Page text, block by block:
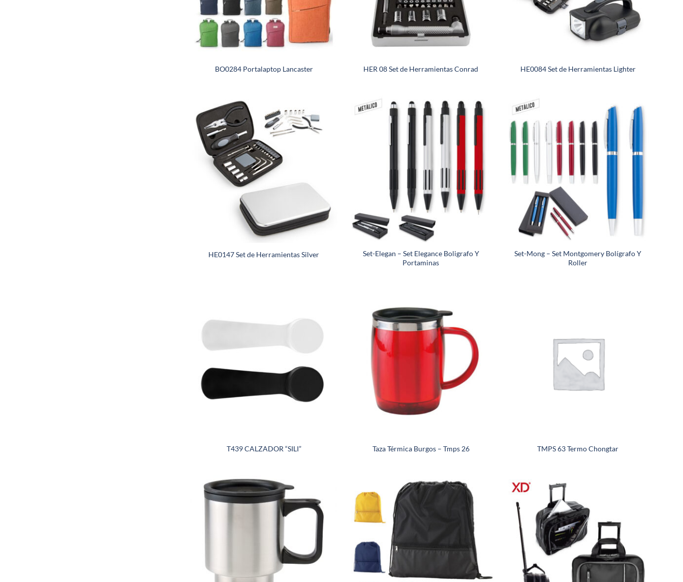
BO0284 Portalaptop Lancaster HER 08 Set de Herramientas Conrad HE0084 Set de Herramientas Lighter
HE0147 Set de Herramientas Silver
Set-Elegan – Set Elegance Boligrafo Y
Portaminas
Set-Mong – Set Montgomery Bolígrafo Y
Roller
T439 CALZADOR “SILI” Taza Térmica Burgos – Tmps 26 TMPS 63 Termo Chongtar